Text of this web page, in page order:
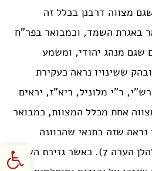
מצווה דרבנן בכלל זה
באגרת השמד, וכמבואר בפר”ח
שגם מנהג יהודי, ומשמע
ששינויו נראה כעקירת
ר”י מלוניל, ריא”ז, יראים
אחת מכלל המצוות, כמבואר
שזה בתנאי שהכוונה
להעביר על כל התורה, להלן הערה 7). כאשר גזירת השמדפתח